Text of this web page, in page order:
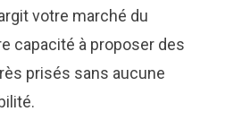
votre marché du
capacité à proposer des
prisés sans aucune